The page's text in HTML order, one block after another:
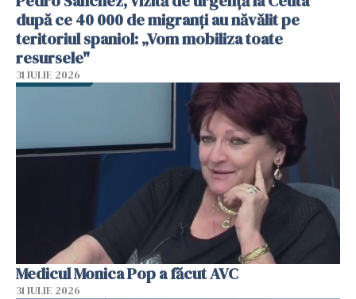
după ce 40 000 de migranți au năvălit pe
teritoriul spaniol: „Vom mobiliza toate
resursele"
31 IULIE 2026
Medicul Monica Pop a făcut AVC
31 IULIE 2026